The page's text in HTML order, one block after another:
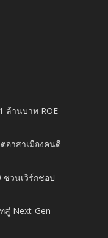
ล้านบาท ROE
อาสาเมืองคนดี
ชวนเวิร์กชอป
สู่ Next-Gen